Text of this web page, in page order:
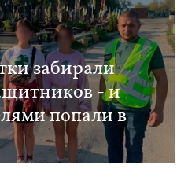
забирали
- и
попали в